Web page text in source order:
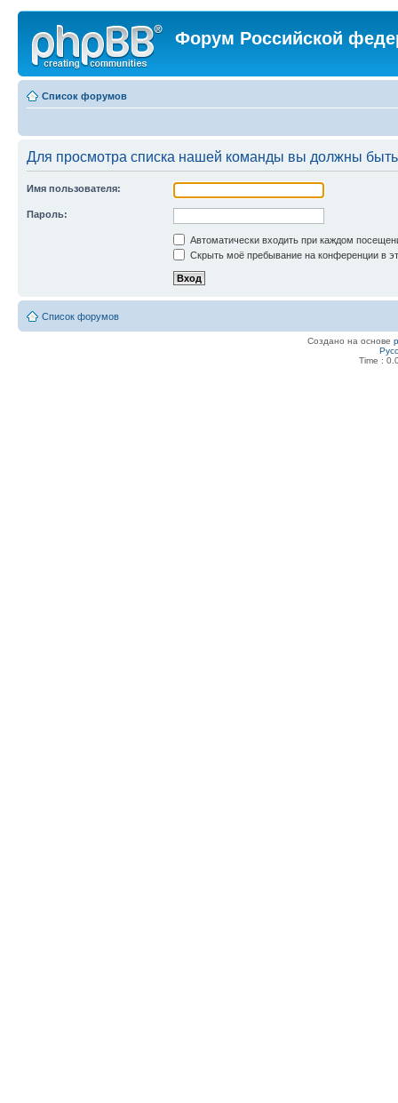
Форум Российской
Список форумов
Для просмотра списка нашей команды вы должны
Имя пользователя:
Пароль:
Автоматически входить при каждом
Скрыть моё пребывание на конференции в
Список форумов
Создано на основе
Time :